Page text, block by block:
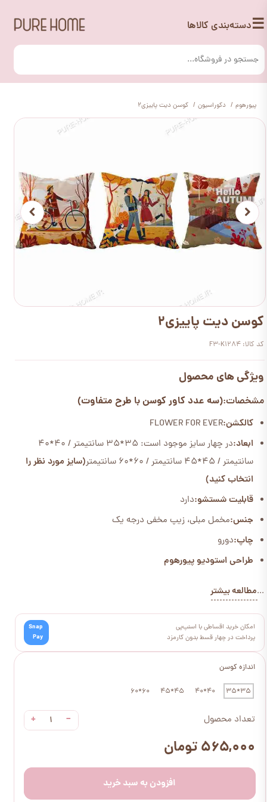
☰دسته‌بندی کالاها
پیورهوم دکوراسیون کوسن دیت پاییزی2
اندازه کوسن
35*35
40*40
45*45
60*60
تعداد محصول −
+
۵۶۵,۰۰۰ تومان
افزودن به سبد خرید
کوسن دیت پاییزی2
کد کالا: F3-K1284
ویژگی های محصول
مشخصات:(سه عدد کاور کوسن با طرح متفاوت)
کالکشن:FLOWER FOR EVER
ابعاد:
در چهار سایز موجود است: 35*35 سانتیمتر / 40*40
سانتیمتر / 45*45 سانتیمتر / 60*60 سانتیمتر
(سایز مورد نظر را
انتخاب کنید)
قابلیت شستشو:دارد
جنس:مخمل مبلی، زیپ مخفی درجه یک
چاپ:دورو
طراحی استودیو پیورهوم
...مطالعه بیشتر
امکان خرید اقساطی با اسنپ‌پی
پرداخت در چهار قسط بدون کارمزد
Snap
Pay